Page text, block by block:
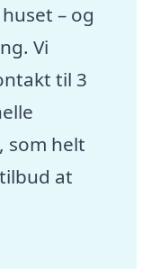
– og
Vi
til 3
som helt
at